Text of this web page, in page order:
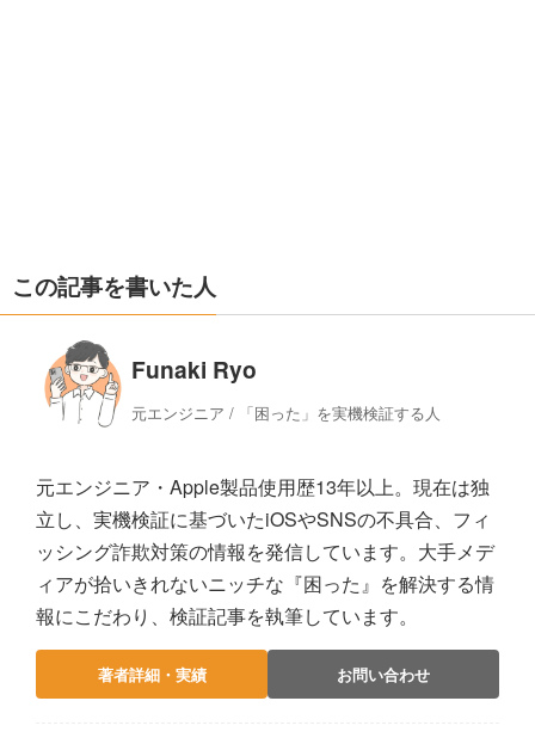
この記事を書いた人
Funaki Ryo
元エンジニア / 「困った」を実機検証する人
元エンジニア・Apple製品使用歴13年以上。現在は独
立し、実機検証に基づいたiOSやSNSの不具合、フィ
ッシング詐欺対策の情報を発信しています。大手メデ
ィアが拾いきれないニッチな『困った』を解決する情
報にこだわり、検証記事を執筆しています。
著者詳細・実績 お問い合わせ